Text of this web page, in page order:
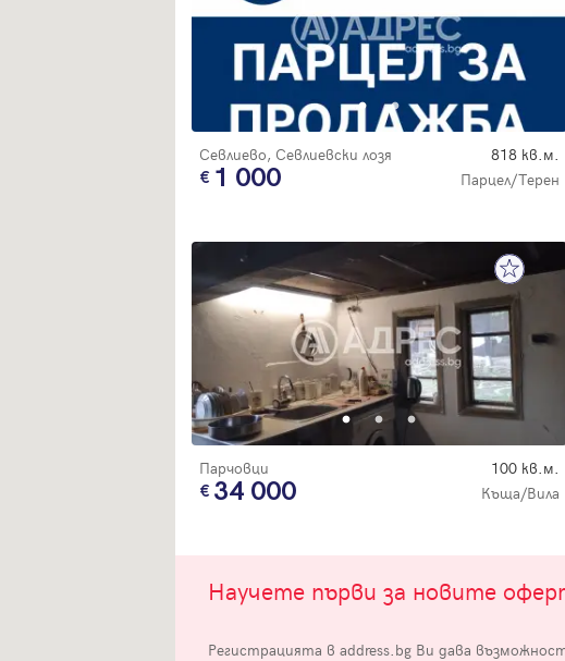
Севлиево, Севлиевски лозя 818 кв.м.
1 000 Парцел/Терен
Парчовци 100 кв.м.
34 000 Къща/Вила
Научете първи за новите
Регистрацията в address.bg Ви дава